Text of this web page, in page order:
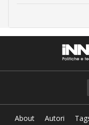
About Autori